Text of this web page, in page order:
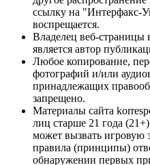
ссылку на "Интерфакс-
воспрещается.
Владелец веб-страницы
является автор
Любое копирование,
фотографий и/или
принадлежащих
запрещено.
Материалы сайта
лиц старше 21 года
может вызвать игровую
правила (принципы)
обнаружении первых